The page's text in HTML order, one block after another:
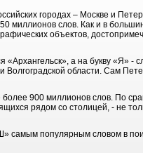
городах – Москве и
миллионов слов. Как и в
объектов,
а на букву «Я» -
области. Сам
900 миллионов слов. По
рядом со столицей, - не
самым популярным словом в